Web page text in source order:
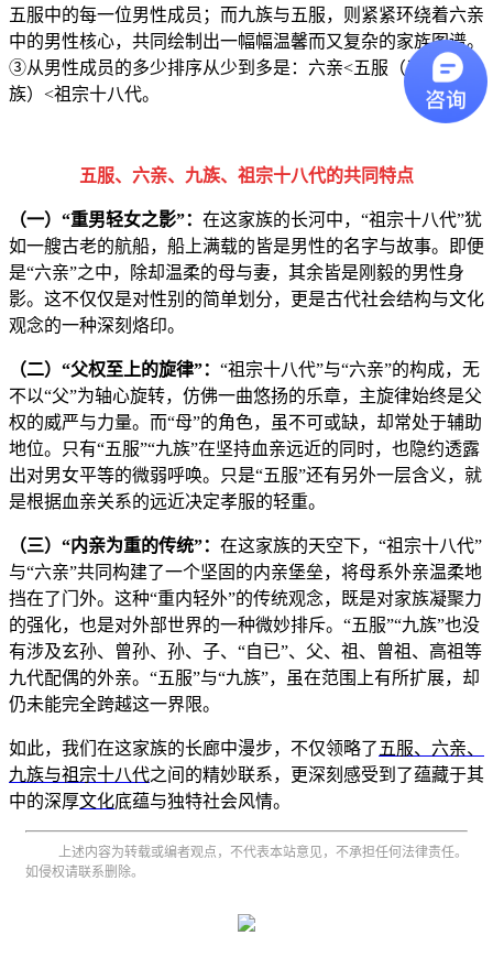
五服中的每一位男性成员；而九族与五服，则紧紧环绕着六亲
中的男性核心，共同绘制出一幅幅温馨而又复杂的家族图谱。
③从男性成员的多少排序从少到多是：六亲<五服（五服=九
族）<祖宗十八代。
五服、六亲、九族、祖宗十八代的共同特点
（一）“重男轻女之影”： 在这家族的长河中，“祖宗十八代”犹
如一艘古老的航船，船上满载的皆是男性的名字与故事。即便
是“六亲”之中，除却温柔的母与妻，其余皆是刚毅的男性身
影。这不仅仅是对性别的简单划分，更是古代社会结构与文化
观念的一种深刻烙印。
（二）“父权至上的旋律”： “祖宗十八代”与“六亲”的构成，无
不以“父”为轴心旋转，仿佛一曲悠扬的乐章，主旋律始终是父
权的威严与力量。而“母”的角色，虽不可或缺，却常处于辅助
地位。只有“五服”“九族”在坚持血亲远近的同时，也隐约透露
出对男女平等的微弱呼唤。只是“五服”还有另外一层含义，就
是根据血亲关系的远近决定孝服的轻重。
（三）“内亲为重的传统”： 在这家族的天空下，“祖宗十八代”
与“六亲”共同构建了一个坚固的内亲堡垒，将母系外亲温柔地
挡在了门外。这种“重内轻外”的传统观念，既是对家族凝聚力
的强化，也是对外部世界的一种微妙排斥。“五服”“九族”也没
有涉及玄孙、曾孙、孙、子、“自已”、父、祖、曾祖、高祖等
九代配偶的外亲。“五服”与“九族”，虽在范围上有所扩展，却
仍未能完全跨越这一界限。
如此，我们在这家族的长廊中漫步，不仅领略了 五服、六亲、
九族与祖宗十八代之间的精妙联系，更深刻感受到了蕴藏于其
中的深厚文化底蕴与独特社会风情。
上述内容为转载或编者观点，不代表本站意见，不承担任何法律责任。
如侵权请联系删除。